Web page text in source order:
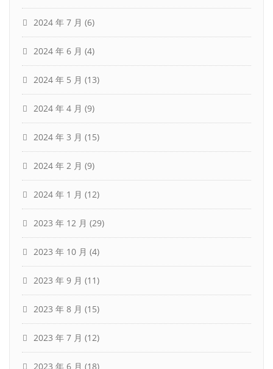
2024 年 7 月 (6)
2024 年 6 月 (4)
2024 年 5 月 (13)
2024 年 4 月 (9)
2024 年 3 月 (15)
2024 年 2 月 (9)
2024 年 1 月 (12)
2023 年 12 月 (29)
2023 年 10 月 (4)
2023 年 9 月 (11)
2023 年 8 月 (15)
2023 年 7 月 (12)
2023 年 6 月 (18)